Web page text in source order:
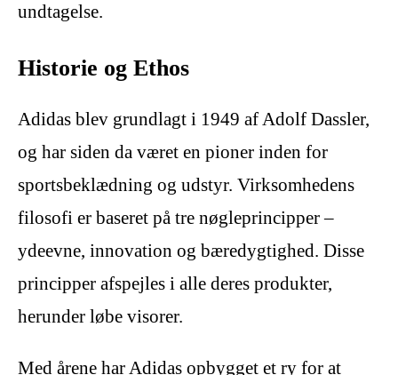
undtagelse.
Historie og Ethos
Adidas blev grundlagt i 1949 af Adolf Dassler,
og har siden da været en pioner inden for
sportsbeklædning og udstyr. Virksomhedens
filosofi er baseret på tre nøgleprincipper –
ydeevne, innovation og bæredygtighed. Disse
principper afspejles i alle deres produkter,
herunder løbe visorer.
Med årene har Adidas opbygget et ry for at